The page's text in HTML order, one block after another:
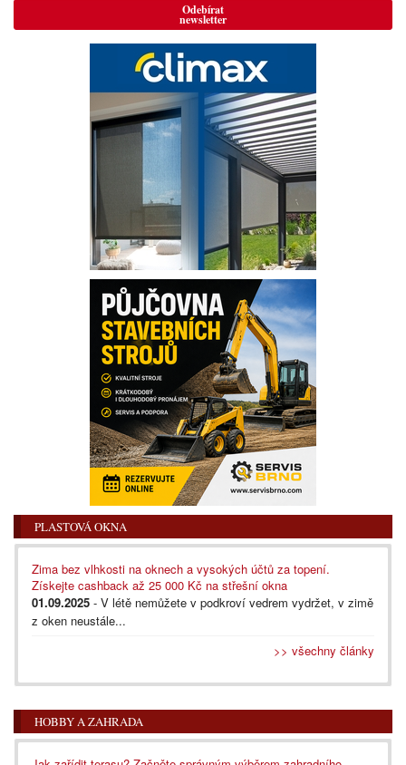
Odebírat
newsletter
PLASTOVÁ OKNA
Zima bez vlhkosti na oknech a vysokých účtů za topení.
Získejte cashback až 25 000 Kč na střešní okna
01.09.2025 - V létě nemůžete v podkroví vedrem vydržet, v zimě
z oken neustále...
>> všechny články
HOBBY A ZAHRADA